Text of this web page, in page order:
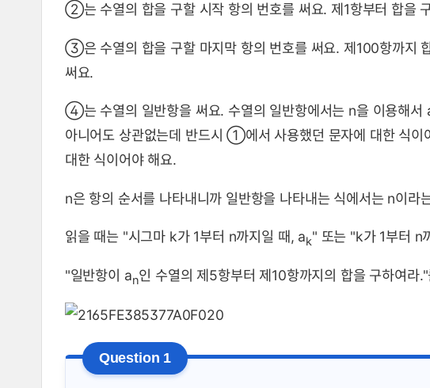
②는 수열의 합을 구할 시작 항의 번호를 써요. 제1항부터 합을
③은 수열의 합을 구할 마지막 항의 번호를 써요. 제100항까지
써요.
④는 수열의 일반항을 써요. 수열의 일반항에서는 n을 이용해서
아니어도 상관없는데 반드시 ①에서 사용했던 문자에 대한 식
대한 식이어야 해요.
n은 항의 순서를 나타내니까 일반항을 나타내는 식에서는 n이라
읽을 때는 "시그마 k가 1부터 n까지일 때, ak" 또는 "k가 1부터 n
"일반항이 an인 수열의 제5항부터 제10항까지의 합을 구하여라